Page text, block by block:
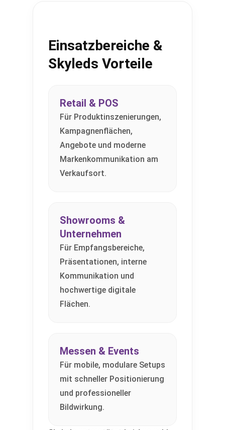
Einsatzbereiche &
Skyleds Vorteile
Retail & POS
Für Produktinszenierungen,
Kampagnenflächen,
Angebote und moderne
Markenkommunikation am
Verkaufsort.
Showrooms &
Unternehmen
Für Empfangsbereiche,
Präsentationen, interne
Kommunikation und
hochwertige digitale
Flächen.
Messen & Events
Für mobile, modulare Setups
mit schneller Positionierung
und professioneller
Bildwirkung.